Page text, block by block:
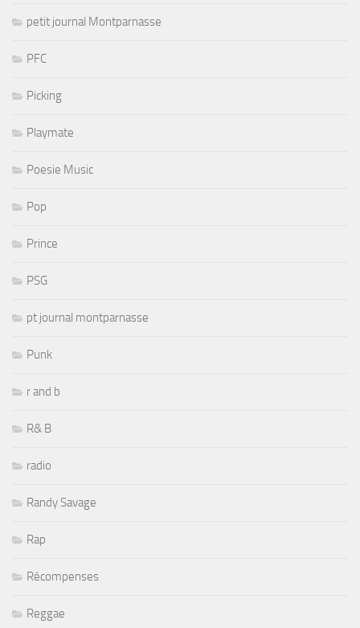
petit journal Montparnasse
PFC
Picking
Playmate
Poesie Music
Pop
Prince
PSG
pt journal montparnasse
Punk
r and b
R& B
radio
Randy Savage
Rap
Récompenses
Reggae